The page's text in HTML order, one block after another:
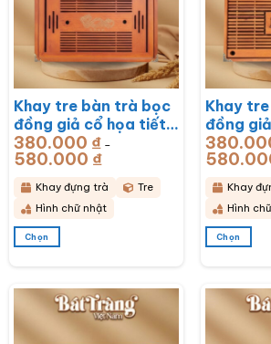
Khay tre bàn trà bọc
đồng giả cổ họa tiết
Rồng Phú Quý
51x33x6cm BT-
KDT17
380.000 ₫ –
580.000 ₫Khoảng
giá:
từ
380.000 ₫
đến
580.000 ₫
Khay đựng trà
Tre
Hình chữ nhật
Chọn
Khay
đồng
Mã Đáo
KDT16
Khay
Hình
Chọn